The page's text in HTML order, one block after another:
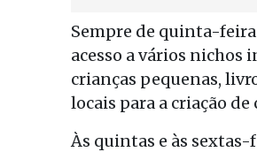
Sempre de quinta-feira
acesso a vários nichos
crianças pequenas,
locais para a criação
Às quintas e às sextas-